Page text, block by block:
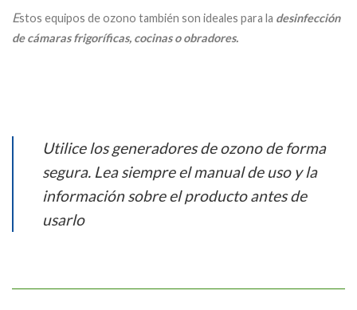
Estos equipos de ozono también son ideales para la desinfección
de cámaras frigoríficas, cocinas o obradores.
Utilice los generadores de ozono de forma
segura. Lea siempre el manual de uso y la
información sobre el producto antes de
usarlo